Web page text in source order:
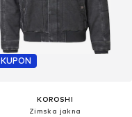
KUPON
KOROSHI
Zimska jakna